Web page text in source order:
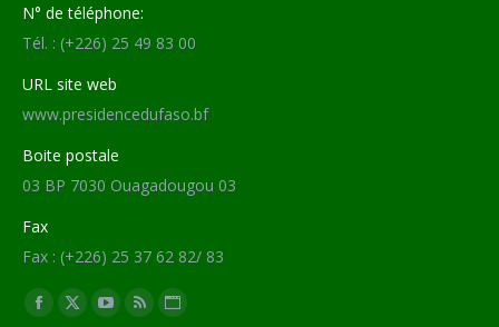
N° de téléphone:
Tél. : (+226) 25 49 83 00
URL site web
www.presidencedufaso.bf
Boite postale
03 BP 7030 Ouagadougou 03
Fax
Fax : (+226) 25 37 62 82/ 83
Trouvez nous sur :
Facebook
X
YouTube
RSS Site